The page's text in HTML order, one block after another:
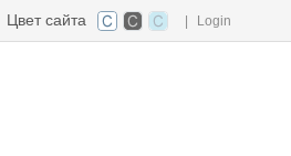
Login
Цвет сайта